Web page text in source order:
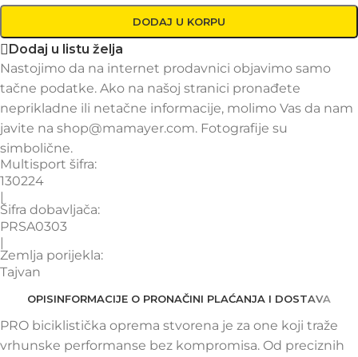
DODAJ U KORPU
Dodaj u listu želja
Nastojimo da na internet prodavnici objavimo samo
tačne podatke. Ako na našoj stranici pronađete
neprikladne ili netačne informacije, molimo Vas da nam
javite na shop@mamayer.com. Fotografije su
simbolične.
Multisport šifra:
130224
Šifra dobavljača:
PRSA0303
Zemlja porijekla:
Tajvan
OPISINFORMACIJE O PRONAČINI PLAĆANJA I DOSTAVA
PRO biciklistička oprema stvorena je za one koji traže
vrhunske performanse bez kompromisa. Od preciznih